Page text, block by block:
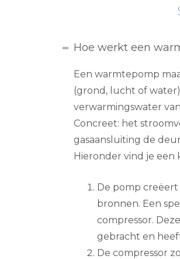
Hoe werkt een
Een warmtepomp
(grond, lucht of
verwarmingswater
Concreet: het
gasaansluiting de
Hieronder vind je een
De pomp
bronnen. Een
compressor.
gebracht en
De compressor